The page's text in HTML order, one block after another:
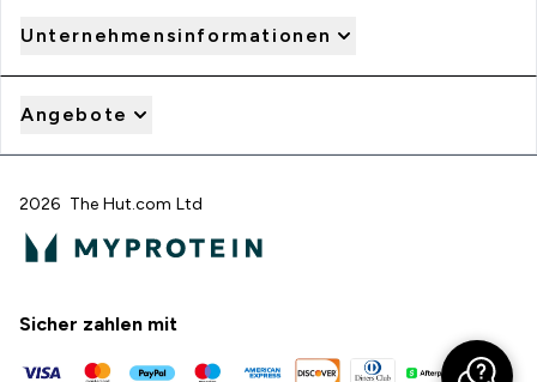
Unternehmensinformationen
Angebote
2026 The Hut.com Ltd
Sicher zahlen mit